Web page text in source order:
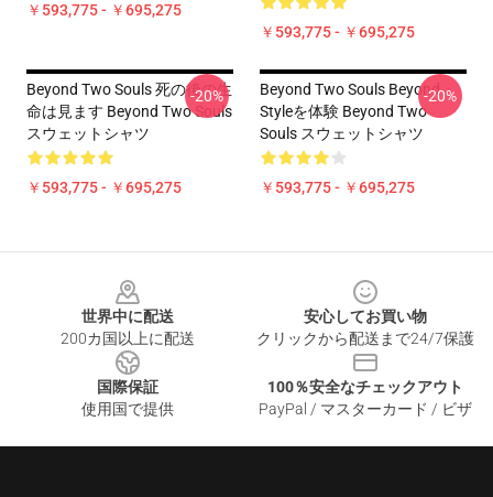
￥593,775 - ￥695,275
￥593,775 - ￥695,275
Beyond Two Souls 死の後の生
命は見ます Beyond Two Souls
スウェットシャツ
￥593,775 - ￥695,275
-20%
Beyond Two Souls Beyond
Styleを体験 Beyond Two
Souls スウェットシャツ
￥593,775 - ￥695,275
-20%
世界中に配送
200カ国以上に配送
安心してお買い物
クリックから配送まで24/7保護
国際保証
使用国で提供
100％安全なチェックアウト
PayPal / マスターカード / ビザ